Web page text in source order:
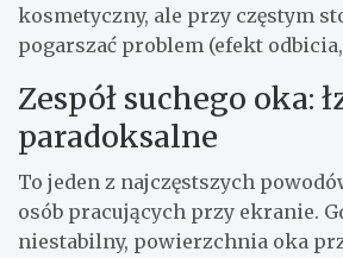
kosmetyczny, ale przy częstym
pogarszać problem (efekt
Zespół suchego oka:
paradoksalne
To jeden z najczęstszych
osób pracujących przy ekranie.
niestabilny, powierzchnia oka